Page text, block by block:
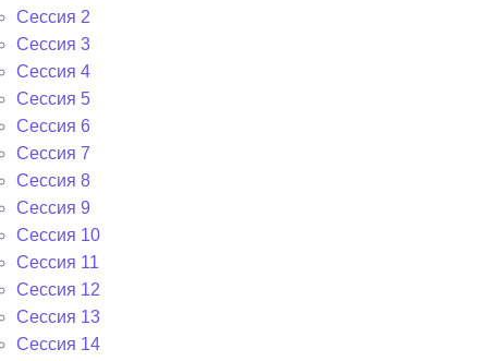
Сессия 2
Сессия 3
Сессия 4
Сессия 5
Сессия 6
Сессия 7
Сессия 8
Сессия 9
Сессия 10
Сессия 11
Сессия 12
Сессия 13
Сессия 14